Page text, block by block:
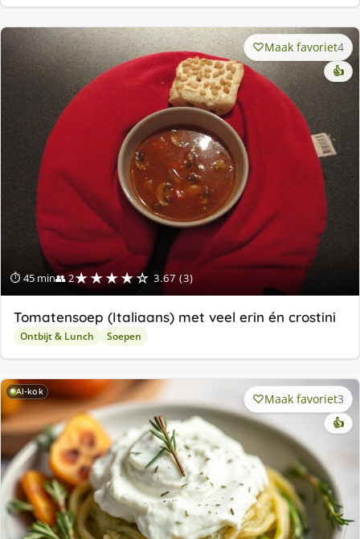
⏱ 45 min👥 2★★★★☆ 3.67 (3)
Maak favoriet4
👍
Tomatensoep (Italiaans) met veel erin én crostini
Ontbijt & Lunch Soepen
AI-kok Maak favoriet3
👍